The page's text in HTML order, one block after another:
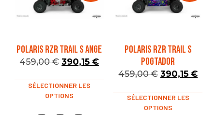
POLARIS RZR TRAIL S ANGE
459,00€ 390,15 €
SÉLECTIONNER LES
OPTIONS
POLARIS RZR TRAIL S
POGTADOR
459,00€ 390,15 €
SÉLECTIONNER LES
OPTIONS